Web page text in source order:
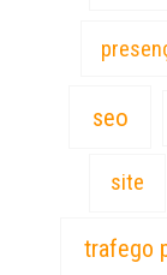
seo
site
trafego